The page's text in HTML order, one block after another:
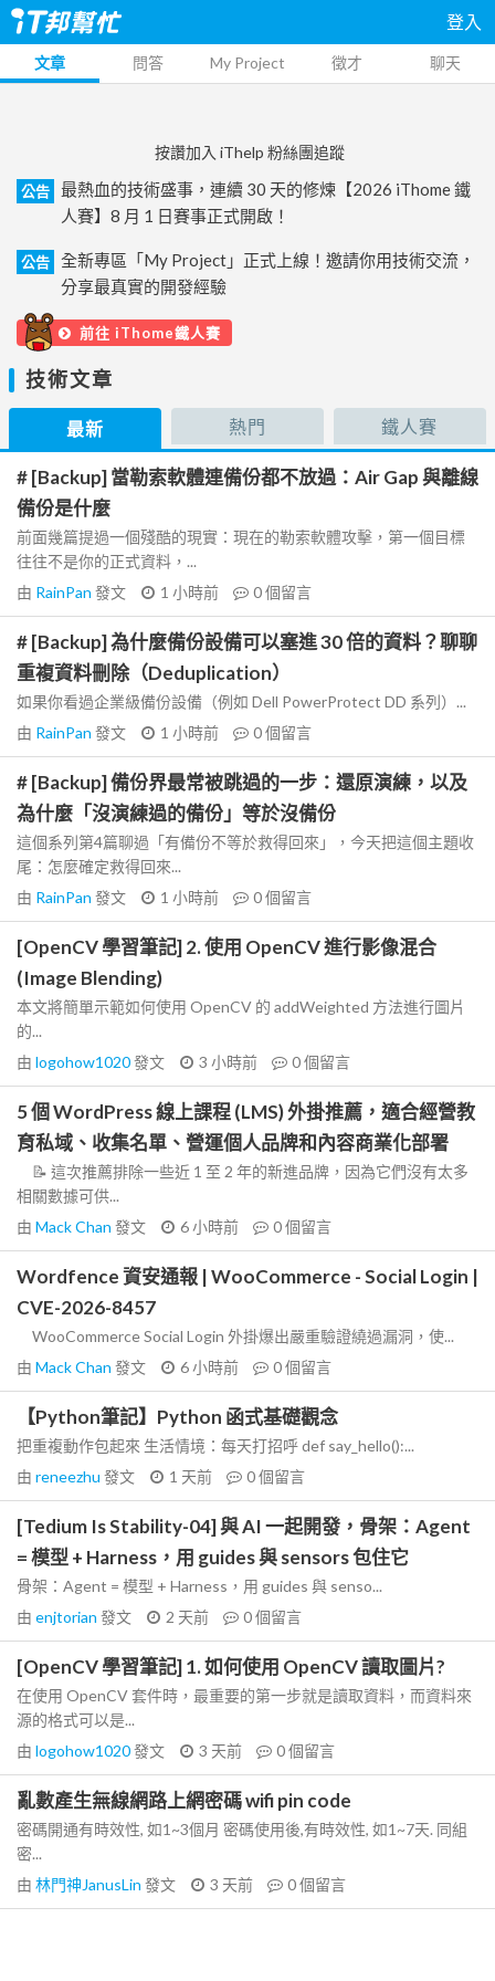
登入
文章 問答 My Project 徵才 聊天
按讚加入 iThelp 粉絲團追蹤
公告
最熱血的技術盛事，連續 30 天的修煉【2026 iThome 鐵
人賽】8 月 1 日賽事正式開啟！
公告
全新專區「My Project」正式上線！邀請你用技術交流，
分享最真實的開發經驗
前往 iThome鐵人賽
技術文章
最新 熱門 鐵人賽
# [Backup] 當勒索軟體連備份都不放過：Air Gap 與離線
備份是什麼
前面幾篇提過一個殘酷的現實：現在的勒索軟體攻擊，第一個目標
往往不是你的正式資料，...
由 RainPan 發文 1 小時前 0個留言
# [Backup] 為什麼備份設備可以塞進 30 倍的資料？聊聊
重複資料刪除（Deduplication）
如果你看過企業級備份設備（例如 Dell PowerProtect DD 系列）...
由 RainPan 發文 1 小時前 0個留言
# [Backup] 備份界最常被跳過的一步：還原演練，以及
為什麼「沒演練過的備份」等於沒備份
這個系列第4篇聊過「有備份不等於救得回來」，今天把這個主題收
尾：怎麼確定救得回來...
由 RainPan 發文 1 小時前 0個留言
[OpenCV 學習筆記] 2. 使用 OpenCV 進行影像混合
(Image Blending)
本文將簡單示範如何使用 OpenCV 的 addWeighted 方法進行圖片
的...
由 logohow1020發文 3 小時前 0個留言
5 個 WordPress 線上課程 (LMS) 外掛推薦，適合經營教
育私域、收集名單、營運個人品牌和內容商業化部署
📝 這次推薦排除一些近 1 至 2 年的新進品牌，因為它們沒有太多
相關數據可供...
由 Mack Chan 發文 6 小時前 0個留言
Wordfence 資安通報 | WooCommerce - Social Login |
CVE-2026-8457
WooCommerce Social Login 外掛爆出嚴重驗證繞過漏洞，使...
由 Mack Chan 發文 6 小時前 0個留言
【Python筆記】Python 函式基礎觀念
把重複動作包起來 生活情境：每天打招呼 def say_hello():...
由 reneezhu 發文 1 天前 0個留言
[Tedium Is Stability-04] 與 AI 一起開發，骨架：Agent
= 模型 + Harness，用 guides 與 sensors 包住它
骨架：Agent = 模型 + Harness，用 guides 與 senso...
由 enjtorian 發文 2 天前 0個留言
[OpenCV 學習筆記] 1. 如何使用 OpenCV 讀取圖片?
在使用 OpenCV 套件時，最重要的第一步就是讀取資料，而資料來
源的格式可以是...
由 logohow1020發文 3 天前 0個留言
亂數產生無線網路上網密碼 wifi pin code
密碼開通有時效性, 如1~3個月 密碼使用後,有時效性, 如1~7天. 同組
密...
由 林門神JanusLin 發文 3 天前 0個留言